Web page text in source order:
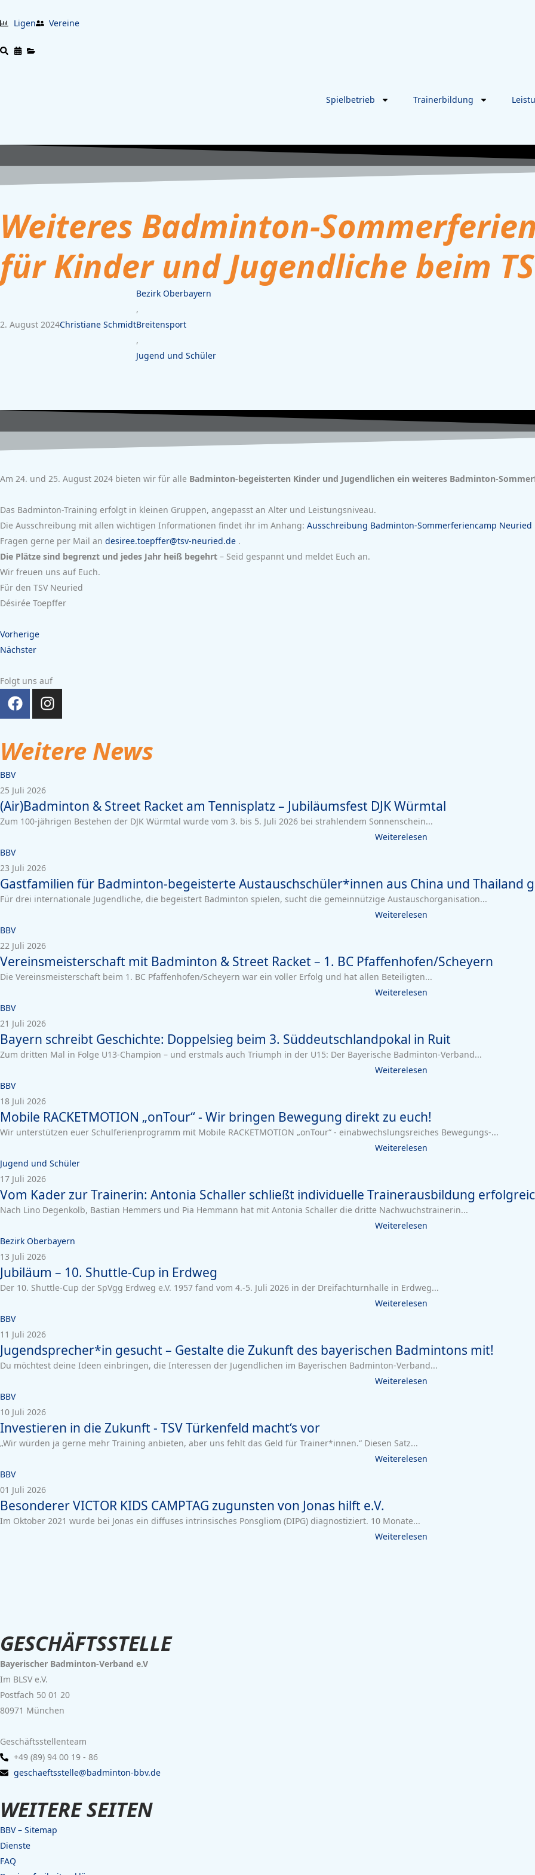
Ligen Vereine
Spielbetrieb Trainerbildung
Weiteres Badminton-
für Kinder und Jugendliche beim
2. August 2024Christiane Schmidt
Bezirk Oberbayern
,
Breitensport
,
Jugend und Schüler
Am 24. und 25. August 2024 bieten wir für alle Badminton-begeisterten Kinder und Jugendlichen ein weiteres Badminton-
Das Badminton-Training erfolgt in kleinen Gruppen, angepasst an Alter und Leistungsniveau.
Die Ausschreibung mit allen wichtigen Informationen findet ihr im Anhang: Ausschreibung Badminton-Sommerferiencamp Neuried
Fragen gerne per Mail an desiree.toepffer@tsv-neuried.de .
Die Plätze sind begrenzt und jedes Jahr heiß begehrt – Seid gespannt und meldet Euch an.
Wir freuen uns auf Euch.
Für den TSV Neuried
Désirée Toepffer
Vorherige
Nächster
Folgt uns auf
Weitere News
BBV
25 Juli 2026
(Air)Badminton & Street Racket am Tennisplatz – Jubiläumsfest DJK Würmtal
Zum 100-jährigen Bestehen der DJK Würmtal wurde vom 3. bis 5. Juli 2026 bei strahlendem Sonnenschein...
Weiterelesen
BBV
23 Juli 2026
Gastfamilien für Badminton-begeisterte Austauschschüler*innen aus China und Thailand
Für drei internationale Jugendliche, die begeistert Badminton spielen, sucht die gemeinnützige Austauschorganisation...
Weiterelesen
BBV
22 Juli 2026
Vereinsmeisterschaft mit Badminton & Street Racket – 1. BC Pfaffenhofen/Scheyern
Die Vereinsmeisterschaft beim 1. BC Pfaffenhofen/Scheyern war ein voller Erfolg und hat allen Beteiligten...
Weiterelesen
BBV
21 Juli 2026
Bayern schreibt Geschichte: Doppelsieg beim 3. Süddeutschlandpokal in Ruit
Zum dritten Mal in Folge U13-Champion – und erstmals auch Triumph in der U15: Der Bayerische Badminton-Verband...
Weiterelesen
BBV
18 Juli 2026
Mobile RACKETMOTION „onTour“ - Wir bringen Bewegung direkt zu euch!
Wir unterstützen euer Schulferienprogramm mit Mobile RACKETMOTION „onTour“ - einabwechslungsreiches Bewegungs-...
Weiterelesen
Jugend und Schüler
17 Juli 2026
Vom Kader zur Trainerin: Antonia Schaller schließt individuelle Trainerausbildung
Nach Lino Degenkolb, Bastian Hemmers und Pia Hemmann hat mit Antonia Schaller die dritte Nachwuchstrainerin...
Weiterelesen
Bezirk Oberbayern
13 Juli 2026
Jubiläum – 10. Shuttle-Cup in Erdweg
Der 10. Shuttle-Cup der SpVgg Erdweg e.V. 1957 fand vom 4.-5. Juli 2026 in der Dreifachturnhalle in Erdweg...
Weiterelesen
BBV
11 Juli 2026
Jugendsprecher*in gesucht – Gestalte die Zukunft des bayerischen Badmintons mit!
Du möchtest deine Ideen einbringen, die Interessen der Jugendlichen im Bayerischen Badminton-Verband...
Weiterelesen
BBV
10 Juli 2026
Investieren in die Zukunft - TSV Türkenfeld macht‘s vor
„Wir würden ja gerne mehr Training anbieten, aber uns fehlt das Geld für Trainer*innen.“ Diesen Satz...
Weiterelesen
BBV
01 Juli 2026
Besonderer VICTOR KIDS CAMPTAG zugunsten von Jonas hilft e.V.
Im Oktober 2021 wurde bei Jonas ein diffuses intrinsisches Ponsgliom (DIPG) diagnostiziert. 10 Monate...
Weiterelesen
GESCHÄFTSSTELLE
Bayerischer Badminton-Verband e.V
Im BLSV e.V.
Postfach 50 01 20
80971 München
Geschäftsstellenteam
+49 (89) 94 00 19 - 86
geschaeftsstelle@badminton-bbv.de
WEITERE SEITEN
BBV – Sitemap
Dienste
FAQ